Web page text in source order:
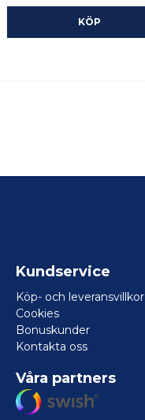
KÖP
Kundservice
Köp- och leveransvillkor
Cookies
Bonuskunder
Kontakta oss
Våra partners